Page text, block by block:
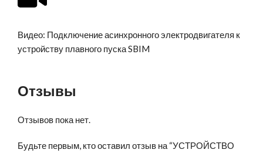
Видео: Подключение асинхронного электродвигателя к
устройству плавного пуска SBIM
Отзывы
Отзывов пока нет.
Будьте первым, кто оставил отзыв на “УСТРОЙСТВО